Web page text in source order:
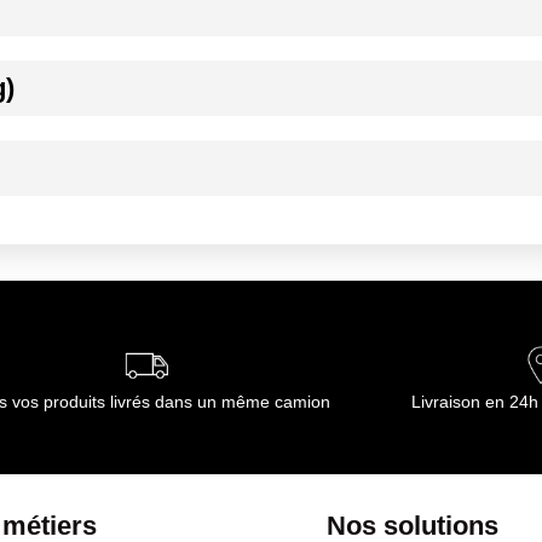
Origine : Alaska ¿ Canada issu de la pêche sauvage. Zone de
de Transgourmet Opérations
de Transgourmet Opérations
vos produits livrés dans un même camion Livraison en
Nos solutions